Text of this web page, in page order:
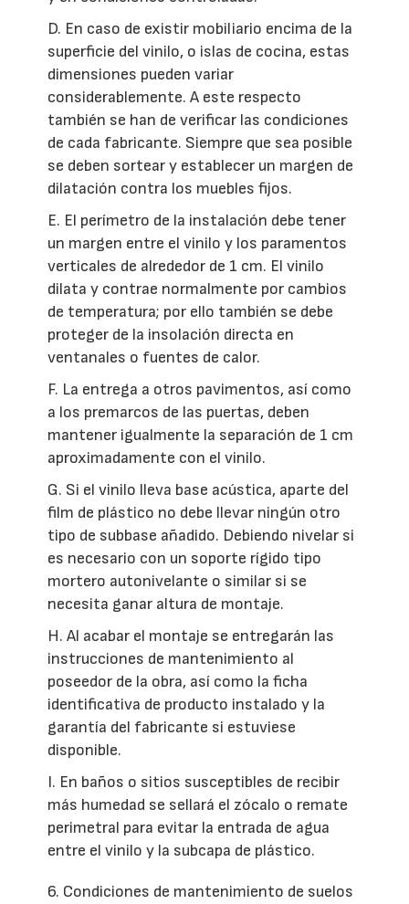
D. En caso de existir mobiliario encima de la
superficie del vinilo, o islas de cocina, estas
dimensiones pueden variar
considerablemente. A este respecto
también se han de verificar las condiciones
de cada fabricante. Siempre que sea posible
se deben sortear y establecer un margen de
dilatación contra los muebles fijos.
E. El perímetro de la instalación debe tener
un margen entre el vinilo y los paramentos
verticales de alrededor de 1 cm. El vinilo
dilata y contrae normalmente por cambios
de temperatura; por ello también se debe
proteger de la insolación directa en
ventanales o fuentes de calor.
F. La entrega a otros pavimentos, así como
a los premarcos de las puertas, deben
mantener igualmente la separación de 1 cm
aproximadamente con el vinilo.
G. Si el vinilo lleva base acústica, aparte del
film de plástico no debe llevar ningún otro
tipo de subbase añadido. Debiendo nivelar si
es necesario con un soporte rígido tipo
mortero autonivelante o similar si se
necesita ganar altura de montaje.
H. Al acabar el montaje se entregarán las
instrucciones de mantenimiento al
poseedor de la obra, así como la ficha
identificativa de producto instalado y la
garantía del fabricante si estuviese
disponible.
I. En baños o sitios susceptibles de recibir
más humedad se sellará el zócalo o remate
perimetral para evitar la entrada de agua
entre el vinilo y la subcapa de plástico.
6. Condiciones de mantenimiento de suelos